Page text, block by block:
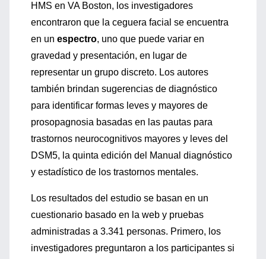
HMS en VA Boston, los investigadores
encontraron que la ceguera facial se encuentra
en un espectro, uno que puede variar en
gravedad y presentación, en lugar de
representar un grupo discreto. Los autores
también brindan sugerencias de diagnóstico
para identificar formas leves y mayores de
prosopagnosia basadas en las pautas para
trastornos neurocognitivos mayores y leves del
DSM5, la quinta edición del Manual diagnóstico
y estadístico de los trastornos mentales.
Los resultados del estudio se basan en un
cuestionario basado en la web y pruebas
administradas a 3.341 personas. Primero, los
investigadores preguntaron a los participantes si